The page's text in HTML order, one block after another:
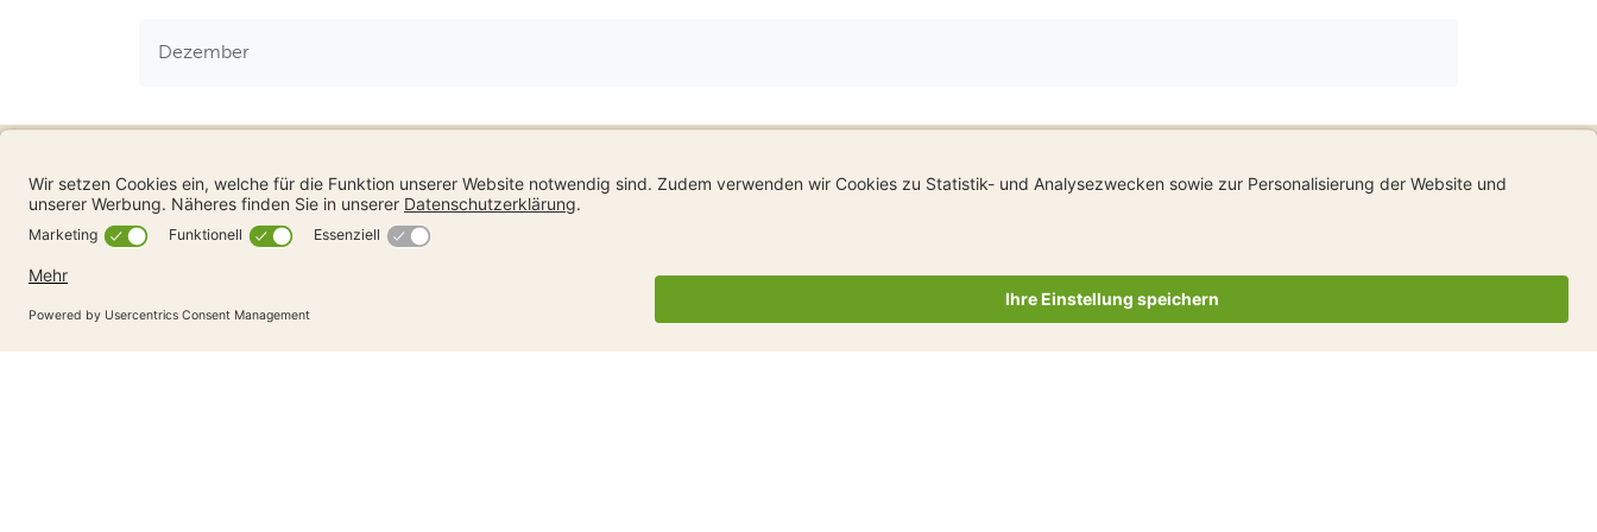
Dezember
Erhalten Sie Neuigkeiten von uns Ideenkasten